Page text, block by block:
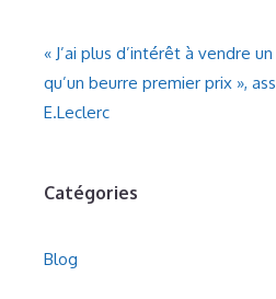
« J’ai plus d’intérêt à vendre
qu’un beurre premier prix »,
E.Leclerc
Catégories
Blog